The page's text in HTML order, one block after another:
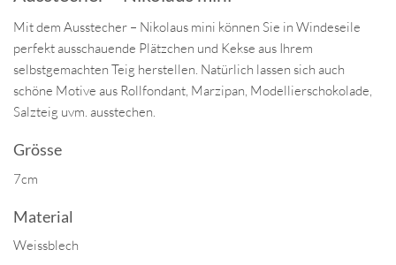
Mit dem Ausstecher – Nikolaus mini können Sie in Windeseile
perfekt ausschauende Plätzchen und Kekse aus Ihrem
selbstgemachten Teig herstellen. Natürlich lassen sich auch
schöne Motive aus Rollfondant, Marzipan, Modellierschokolade,
Salzteig uvm. ausstechen.
Grösse
7cm
Material
Weissblech